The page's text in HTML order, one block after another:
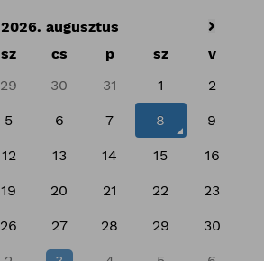
2026. augusztus
sz cs p sz
v
29 30 31 1 2
5 6 7 8 9
12 13 14 15 16
19 20 21 22 23
26 27 28 29 30